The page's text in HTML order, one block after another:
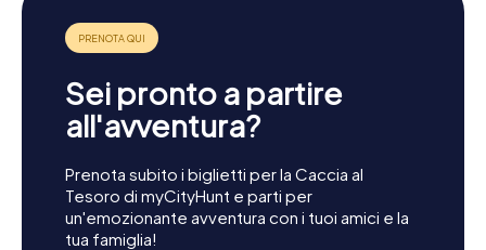
Sei pronto a partire
all'avventura?
Prenota subito i biglietti per la Caccia al
Tesoro di myCityHunt e parti per
un'emozionante avventura con i tuoi amici e la
tua famiglia!